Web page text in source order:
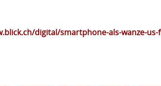
digital/smartphone-als-wanze-